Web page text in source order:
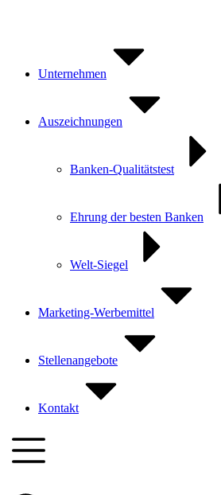
Unternehmen
Auszeichnungen
Banken-Qualitätstest
Ehrung der besten Banken
Welt-Siegel
Marketing-Werbemittel
Stellenangebote
Kontakt